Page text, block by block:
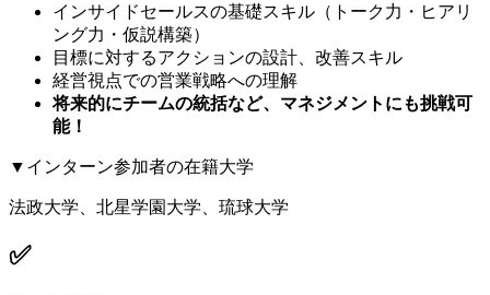
インサイドセールスの基礎スキル（トーク力・ヒアリ
ング力・仮説構築）
目標に対するアクションの設計、改善スキル
経営視点での営業戦略への理解
将来的にチームの統括など、マネジメントにも挑戦可
能！
▼インターン参加者の在籍大学
法政大学、北星学園大学、琉球大学
✅